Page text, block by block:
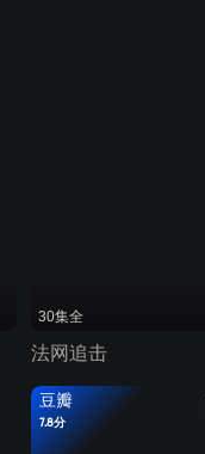
30集全
法网追击
豆瓣
7.8分